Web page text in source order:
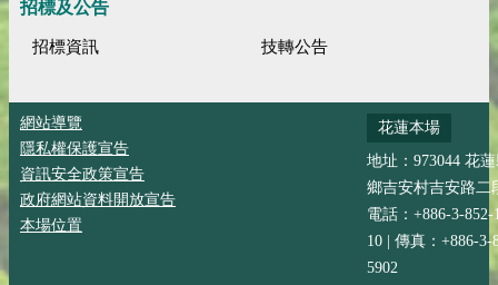
招標及公告
招標資訊 技轉公告
網站導覽
隱私權保護宣告
資訊安全政策宣告
政府網站資料開放宣告
本場位置
花蓮本場
地址：973044 花
鄉吉安村吉安路二
電話：+886-3-852-
10 | 傳真：+886-3-
5902